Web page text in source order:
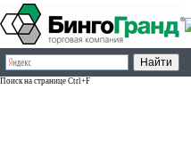
Поиск на странице Ctrl+F